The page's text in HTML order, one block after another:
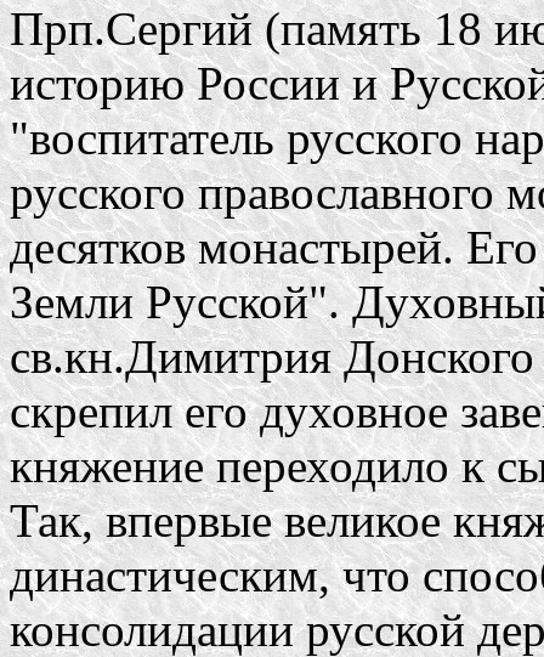
Прп.Сергий (память 18
историю России и
"воспитатель русского
русского православного
десятков монастырей.
Земли Русской".
св.кн.Димитрия Донского
скрепил его духовное
княжение переходило к
Так, впервые великое
династическим, что
консолидации русской